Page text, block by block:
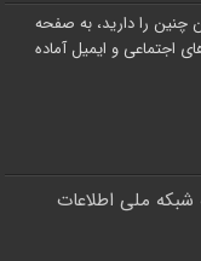
چنین را دارید، به صفحه
اجتماعی و ایمیل آماده
شبکه ملی اطلاعات